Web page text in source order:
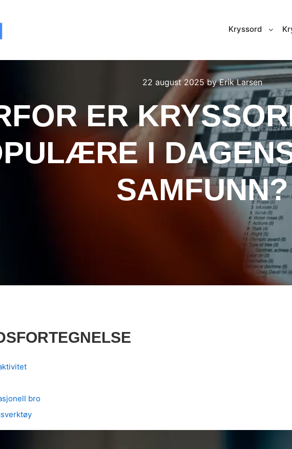
Kryssord
22 august 2025byErik Larsen
ER
I
SAMFUNN?
bro